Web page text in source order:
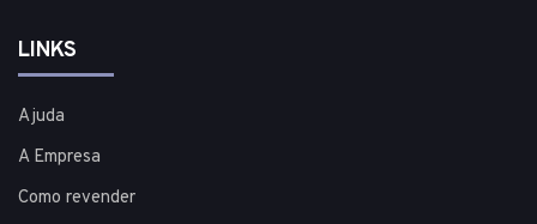
LINKS
Ajuda
A Empresa
Como revender